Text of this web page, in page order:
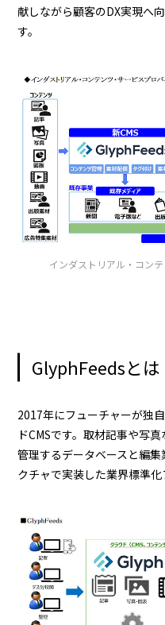
献しながら顧客のDX実現へ
す。
インダストリアル・コン
GlyphFeedsとは
2017年にフューチャーが独
ドCMSです。取材記事や写
管理するデータベースと編
クチャで実装した業界標準化